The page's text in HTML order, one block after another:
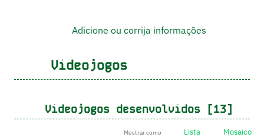
Adicione ou corrija informações
Videojogos
Videojogos desenvolvidos [13]
Mostrar como Lista Mosaico